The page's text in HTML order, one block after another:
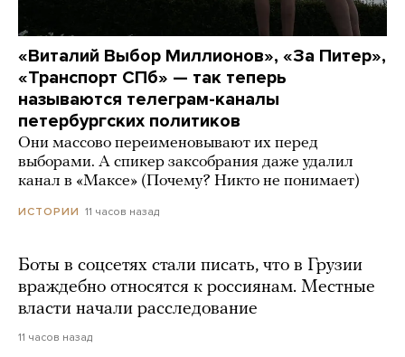
«Виталий Выбор Миллионов», «За Питер»,
«Транспорт СПб» — так теперь
называются телеграм-каналы
петербургских политиков
Они массово переименовывают их перед
выборами. А спикер заксобрания даже удалил
канал в «Максе» (Почему? Никто не понимает)
ИСТОРИИ 11 часов назад
Боты в соцсетях стали писать, что в Грузии
враждебно относятся к россиянам. Местные
власти начали расследование
11 часов назад